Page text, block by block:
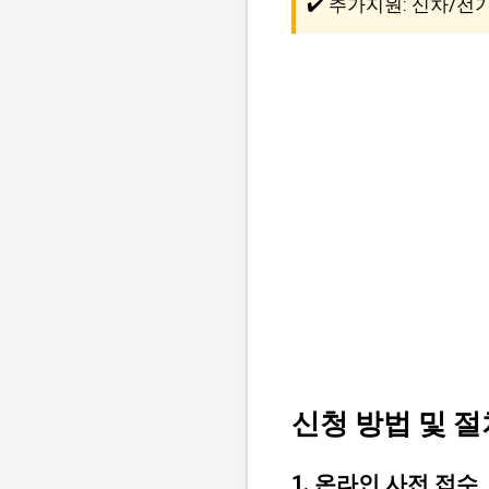
신청 방법 및 절
1. 온라인 사전 접수